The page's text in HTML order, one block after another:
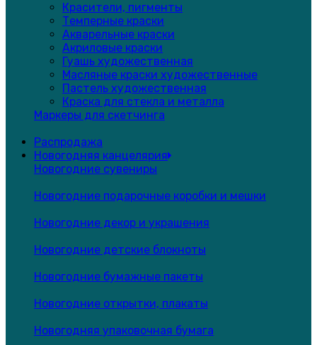
Красители, пигменты
Темперные краски
Акварельные краски
Акриловые краски
Гуашь художественная
Масляные краски художественные
Пастель художественная
Краска для стекла и металла
Маркеры для скетчинга
Распродажа
Новогодняя канцелярия
Новогодние сувениры
Новогодние подарочные коробки и мешки
Новогодние декор и украшения
Новогодние детские блокноты
Новогодние бумажные пакеты
Новогодние открытки, плакаты
Новогодняя упаковочная бумага